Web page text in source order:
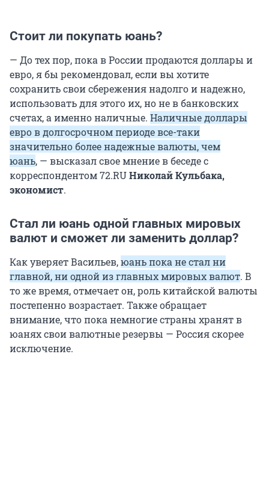
Стоит ли покупать юань?
— До тех пор, пока в России продаются доллары и
евро, я бы рекомендовал, если вы хотите
сохранить свои сбережения надолго и надежно,
использовать для этого их, но не в банковских
счетах, а именно наличные. Наличные доллары
евро в долгосрочном периоде все-таки
значительно более надежные валюты, чем
юань, — высказал свое мнение в беседе с
корреспондентом 72.RUНиколай Кульбака,
экономист.
Стал ли юань одной главных мировых
валют и сможет ли заменить доллар?
Как уверяет Васильев,юань пока не стал ни
главной, ни одной из главных мировых валют. В
то же время, отмечает он, роль китайской валюты
постепенно возрастает. Также обращает
внимание, что пока немногие страны хранят в
юанях свои валютные резервы — Россия скорее
исключение.